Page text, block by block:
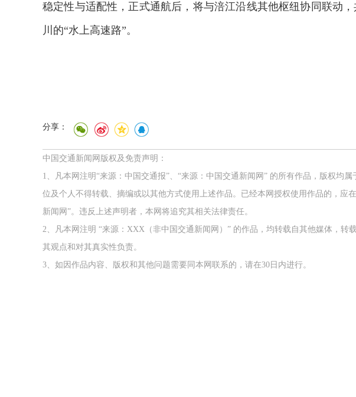
稳定性与适配性，正式通航后，将与涪江沿线其他枢纽协同联动
川的“水上高速路”。
分享：
中国交通新闻网版权及免责声明：
1、凡本网注明“来源：中国交通报”、“来源：中国交通新闻网” 的所有作品，版权均
位及个人不得转载、摘编或以其他方式使用上述作品。已经本网授权使用作品的，应
新闻网”。违反上述声明者，本网将追究其相关法律责任。
2、凡本网注明 “来源：XXX（非中国交通新闻网）” 的作品，均转载自其他媒体，转
其观点和对其真实性负责。
3、如因作品内容、版权和其他问题需要同本网联系的，请在30日内进行。